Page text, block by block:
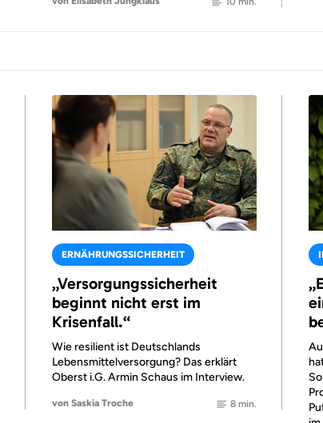
ERNÄHRUNGSSICHERHEIT
„Versorgungssicherheit
beginnt nicht erst im
Krisenfall.“
Wie resilient ist Deutschlands
Lebensmittelversorgung? Das erklärt
Oberst i.G. Armin Schaus im Interview.
von Saskia Troche 8 min.